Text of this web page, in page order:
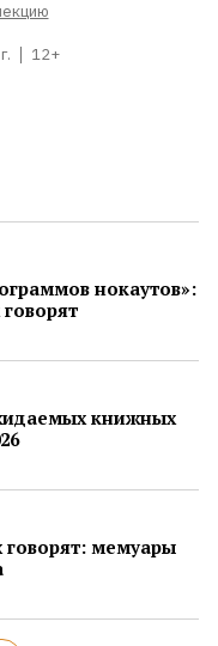
12+
нокаутов»:
книжных
мемуары